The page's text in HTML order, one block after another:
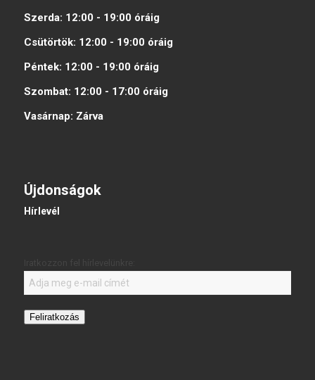
Szerda: 12:00 - 19:00 óráig
Csütörtök: 12:00 - 19:00 óráig
Péntek: 12:00 - 19:00 óráig
Szombat: 12:00 - 17:00 óráig
Vasárnap: Zárva
Újdonságok
Hírlevél
Feliratkozás